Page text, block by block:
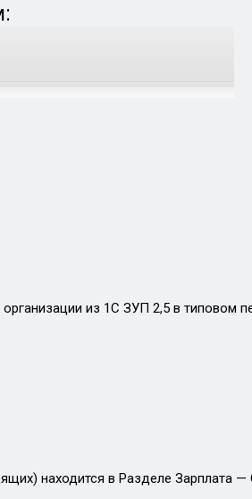
из 1С ЗУП 2,5 в типовом
находится в Разделе Зарплата